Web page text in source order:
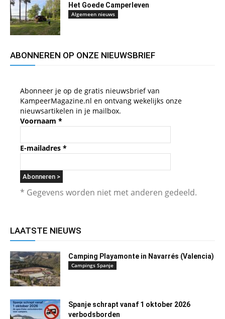
Het Goede Camperleven
Algemeen nieuws
ABONNEREN OP ONZE NIEUWSBRIEF
Abonneer je op de gratis nieuwsbrief van
KampeerMagazine.nl en ontvang wekelijks onze
nieuwsartikelen in je mailbox.
Voornaam *
E-mailadres *
* Gegevens worden niet met anderen gedeeld.
LAATSTE NIEUWS
Camping Playamonte in Navarrés (Valencia)
Campings Spanje
Spanje schrapt vanaf 1 oktober 2026
verbodsborden